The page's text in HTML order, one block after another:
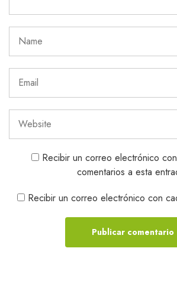
Recibir un correo electrónico
comentarios a esta
Recibir un correo electrónico con